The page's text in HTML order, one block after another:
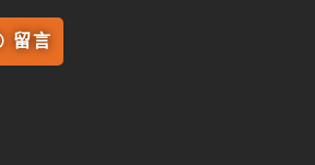
留言